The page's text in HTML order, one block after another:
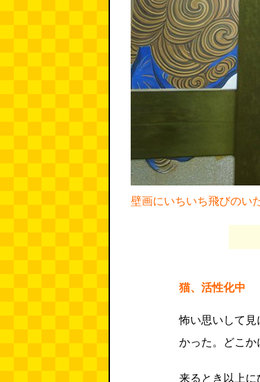
壁画にいちいち飛びのい
猫、活性化中
怖い思いして見
かった。どこか
来るとき以上に